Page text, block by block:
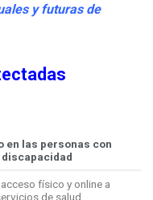
y futuras de
en las personas con
discapacidad
físico y online a
de salud